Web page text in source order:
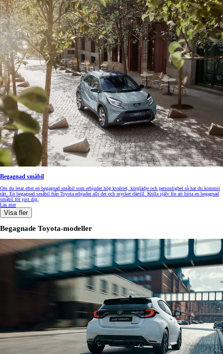
Begagnad småbil
Om du letar efter en begagnad småbil som erbjuder hög kvalitet, körglädje och personlighet så har du kommit
rätt. En begagnad småbil från Toyota erbjuder allt det och mycket därtill. Kolla själv för att hitta en begagnad
småbil för just dig.
Läs mer
Visa fler
Begagnade Toyota-modeller